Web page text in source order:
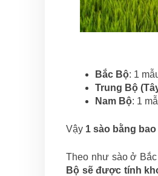
Bắc Bộ: 1
Trung Bộ
Nam Bộ: 1
Vậy 1 sào bằng
Theo như sào ở
Bộ sẽ được tính